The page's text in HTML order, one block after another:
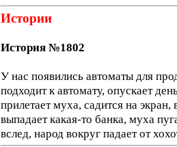
Истории
История №1802
У нас появились автоматы для
подходит к автомату, опускает
прилетает муха, садится на
выпадает какая-то банка, муха
вслед, народ вокруг падает от